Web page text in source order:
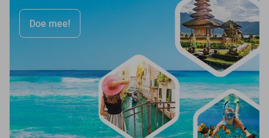
Doe mee!